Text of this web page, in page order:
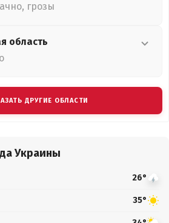
грозы
область
ДРУГИЕ ОБЛАСТИ
Украины
26°
35°